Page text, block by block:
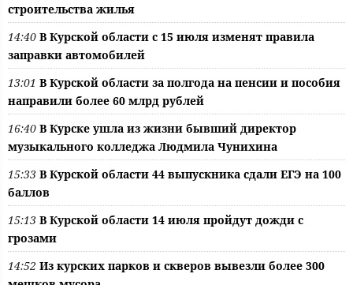
строительства жилья
14:40 В Курской области с 15 июля изменят правила
заправки автомобилей
13:01 В Курской области за полгода на пенсии и пособия
направили более 60 млрд рублей
16:40 В Курске ушла из жизни бывший директор
музыкального колледжа Людмила Чунихина
15:33 В Курской области 44 выпускника сдали ЕГЭ на 100
баллов
15:13 В Курской области 14 июля пройдут дожди с
грозами
14:52 Из курских парков и скверов вывезли более 300